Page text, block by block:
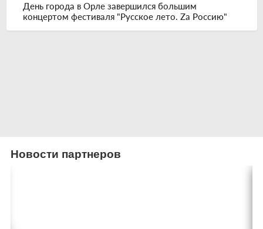
День города в Орле завершился большим
концертом фестиваля "Русское лето. Zа Россию"
Новости партнеров